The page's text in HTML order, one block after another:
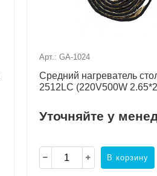
Арт.: GA-1024
Средний нагреватель
2512LC (220V500W
Уточняйте у
В корзину